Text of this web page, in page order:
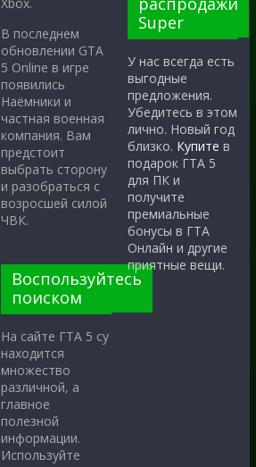
В последнем
обновлении GTA
5 Online в игре
появились
Наёмники и
частная военная
компания. Вам
предстоит
выбрать сторону
и разобраться с
возросшей силой
ЧВК.
Воспользуйтесь
поиском
На сайте ГТА 5 су
находится
множество
различной, а
главное
полезной
информации.
Используйте
Super
У нас всегда есть
выгодные
предложения.
Убедитесь в этом
лично. Новый год
близко. Купите в
подарок ГТА 5
для ПК и
получите
премиальные
бонусы в ГТА
Онлайн и другие
приятные вещи.